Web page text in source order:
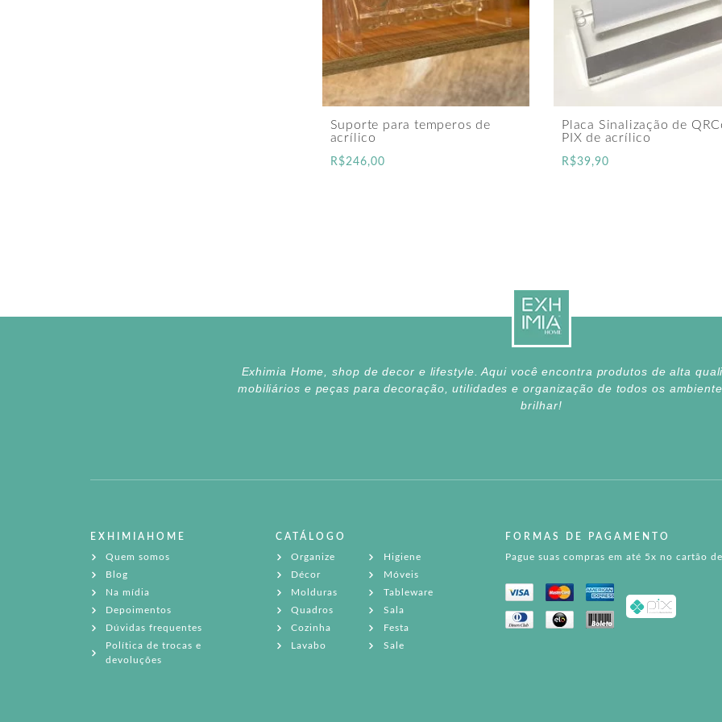
Suporte para temperos de
acrílico
R$246,00
Placa Sinalização de
PIX de acrílico
R$39,90
Exhimia Home, shop de decor e lifestyle. Aqui você encontra produtos de alta
mobiliários e peças para decoração, utilidades e organização de todos os
brilhar!
EXHIMIAHOME
Quem somos
Blog
Na mídia
Depoimentos
Dúvidas frequentes
Política de trocas e
devoluções
CATÁLOGO
Organize
Décor
Molduras
Quadros
Cozinha
Lavabo
Higiene
Móveis
Tableware
Sala
Festa
Sale
FORMAS DE PAGAMENTO
Pague suas compras em até 5x no cartão